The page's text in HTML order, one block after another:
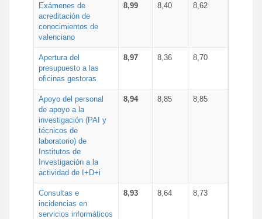
Exámenes de
acreditación de
conocimientos de
valenciano
8,99 8,40 8,62
Apertura del
presupuesto a las
oficinas gestoras
8,97 8,36 8,70
Apoyo del personal
de apoyo a la
investigación (PAI y
técnicos de
laboratorio) de
Institutos de
Investigación a la
actividad de I+D+i
8,94 8,85 8,85
Consultas e
incidencias en
servicios informáticos
8,93 8,64 8,73